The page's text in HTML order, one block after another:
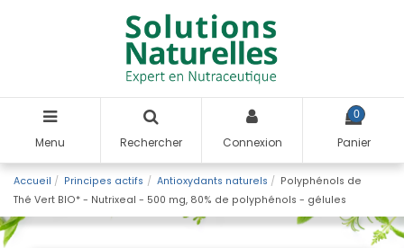
Menu Rechercher Connexion
0
Panier
Accueil Principes actifs Antioxydants naturels
Polyphénols de
Thé Vert BIO* - Nutrixeal - 500 mg, 80% de polyphénols - gélules